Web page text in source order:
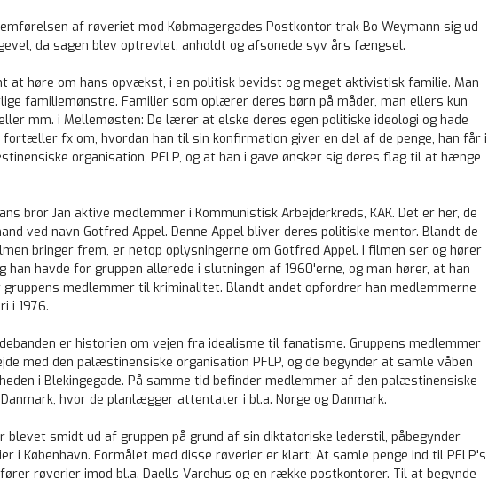
af røveriet mod Købmagergades Postkontor trak Bo Weymann sig ud
da sagen blev optrevlet, anholdt og afsonede syv års fængsel.
at høre om hans opvækst, i en politisk bevidst og meget aktivistisk familie. Man
familiemønstre. Familier som oplærer deres børn på måder, man ellers kun
mm. i Mellemøsten: De lærer at elske deres egen politiske ideologi og hade
fortæller fx om, hvordan han til sin konfirmation giver en del af de penge, han får i
organisation, PFLP, og at han i gave ønsker sig deres flag til at hænge
bror Jan aktive medlemmer i Kommunistisk Arbejderkreds, KAK. Det er her, de
ved navn Gotfred Appel. Denne Appel bliver deres politiske mentor. Blandt de
bringer frem, er netop oplysningerne om Gotfred Appel. I filmen ser og hører
han havde for gruppen allerede i slutningen af 1960'erne, og man hører, at han
medlemmer til kriminalitet. Blandt andet opfordrer han medlemmerne
i 1976.
er historien om vejen fra idealisme til fanatisme. Gruppens medlemmer
med den palæstinensiske organisation PFLP, og de begynder at samle våben
i Blekingegade. På samme tid befinder medlemmer af den palæstinensiske
hvor de planlægger attentater i bl.a. Norge og Danmark.
blevet smidt ud af gruppen på grund af sin diktatoriske lederstil, påbegynder
i København. Formålet med disse røverier er klart: At samle penge ind til PFLP's
røverier imod bl.a. Daells Varehus og en række postkontorer. Til at begynde